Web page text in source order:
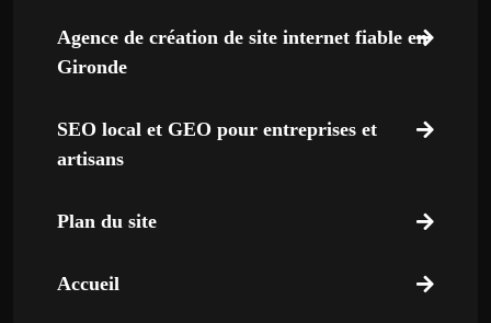
Agence de création de site internet fiable en
Gironde
SEO local et GEO pour entreprises et
artisans
Plan du site
Accueil